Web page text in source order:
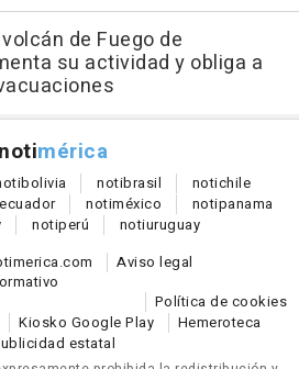
de Fuego de
su actividad y obliga a
notimérica
bolivia notibrasil notichile
ecuador notiméxico notipanama
notiperú notiuruguay
Aviso legal
Política de cookies
Kiosko Google Play
Hemeroteca
estatal